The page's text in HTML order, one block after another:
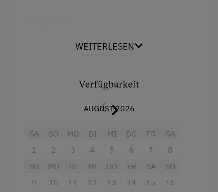
Handtücher
Toilette
Haupthaus
Doppelbett (Kingsize)
WEITERLESEN
Verfügbarkeit
AUGUST 2026
SA
1
SO
2
MO
3
DI
4
MI
5
DO
6
FR
7
SA
8
SO
9
MO
10
DI
11
MI
12
DO
13
FR
14
SA
15
SO
16